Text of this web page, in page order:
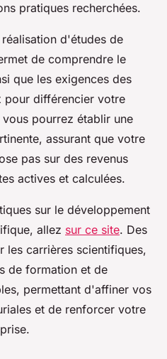
pratiques recherchées.
d'études de
de comprendre le
que les exigences des
pour différencier votre
pourrez établir une
assurant que votre
pas sur des revenus
actives et calculées.
sur le développement
allez sur ce site. Des
les carrières scientifiques,
de formation et de
permettant d'affiner vos
et de renforcer votre